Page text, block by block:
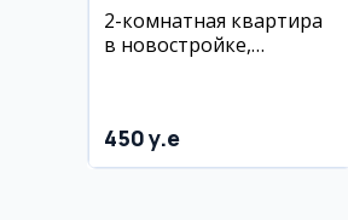
2-комнатная квартира
в новостройке,
450 y.e